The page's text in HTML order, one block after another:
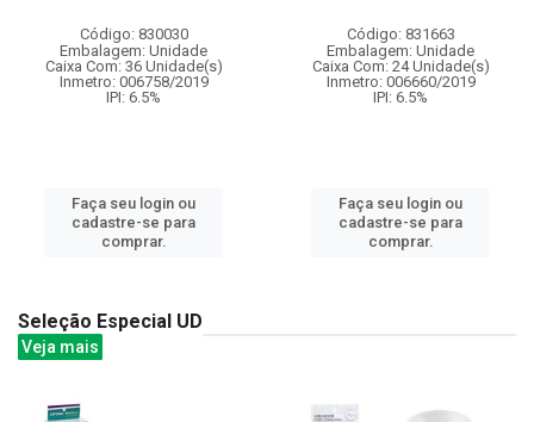
Código: 830030
Embalagem: Unidade
Caixa Com: 36 Unidade(s)
Inmetro: 006758/2019
IPI: 6.5%
Faça seu login ou
cadastre-se para
comprar.
Código: 831663
Embalagem: Unidade
Caixa Com: 24 Unidade(s)
Inmetro: 006660/2019
IPI: 6.5%
Faça seu login ou
cadastre-se para
comprar.
Seleção Especial UD
Veja mais